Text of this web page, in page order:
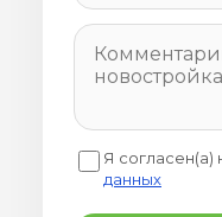
Я согласен(а)
данных